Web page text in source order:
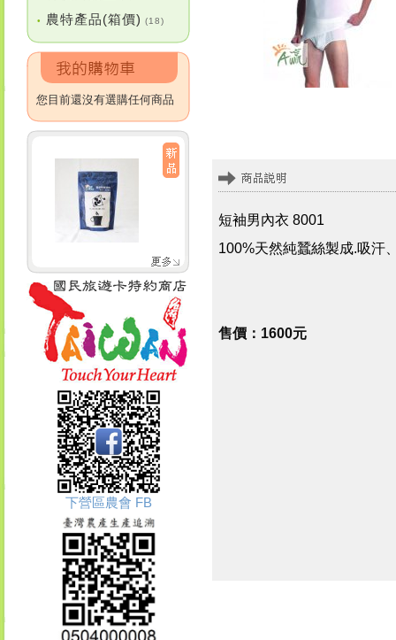
• 農特產品(箱價) (18)
您目前還沒有選購任何商品
下營區農會 FB
短袖男內衣 8001
100%天然純蠶絲製成.吸
售價：1600元